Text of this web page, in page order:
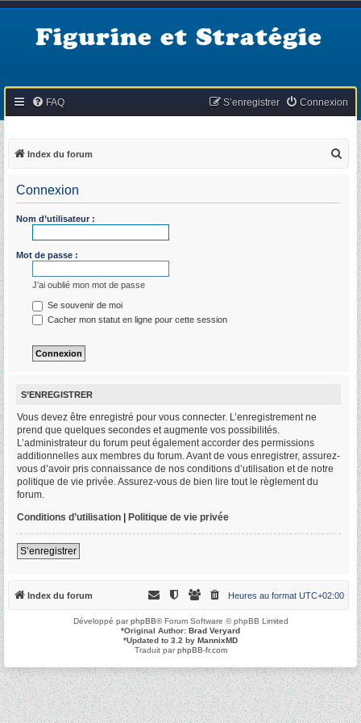
Figurine et Stratégie
FAQ Connexion
S’enregistrer
Index du forum
Connexion
Nom d’utilisateur :
Mot de passe :
J’ai oublié mon mot de passe
Se souvenir de moi
Cacher mon statut en ligne pour cette session
S’ENREGISTRER
Vous devez être enregistré pour vous connecter. L’enregistrement ne
prend que quelques secondes et augmente vos possibilités.
L’administrateur du forum peut également accorder des permissions
additionnelles aux membres du forum. Avant de vous enregistrer, assurez-
vous d’avoir pris connaissance de nos conditions d’utilisation et de notre
politique de vie privée. Assurez-vous de bien lire tout le règlement du
forum.
Conditions d’utilisation | Politique de vie privée
S’enregistrer
Index du forum Heures au format UTC+02:00
Développé parphpBB® Forum Software © phpBB Limited
*Original Author: Brad Veryard
*Updated to 3.2 by MannixMD
Traduit parphpBB-fr.com